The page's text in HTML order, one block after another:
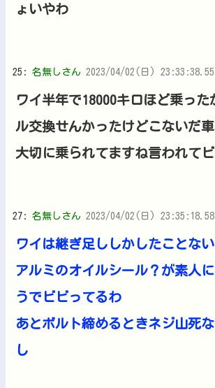
ょいやわ
25: 名無しさん 2023/04/02(日)
ワイ半年で18000キロほど乗った
ル交換せんかったけどこないだ
大切に乗られてますね言われて
27: 名無しさん 2023/04/02(日) 23:35:18.58
ワイは継ぎ足ししかしたことない
アルミのオイルシール？が素人
うでビビってるわ
あとボルト締めるときネジ山死
し